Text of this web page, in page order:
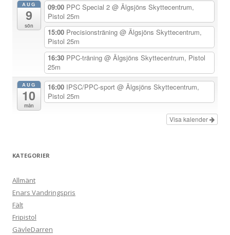
g
AUG
9
sön
09:00 PPC Special 2 @ Älgsjöns Skyttecentrum,
Pistol 25m
15:00 Precisionsträning @ Älgsjöns Skyttecentrum,
Pistol 25m
16:30 PPC-träning @ Älgsjöns Skyttecentrum, Pistol
25m
AUG
10
mån
16:00 IPSC/PPC-sport @ Älgsjöns Skyttecentrum,
Pistol 25m
Visa kalender
KATEGORIER
Allmänt
Enars Vandringspris
Fält
Fripistol
GävleDarren